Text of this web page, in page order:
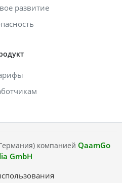
развитие
компанией QaamGo
GmbH